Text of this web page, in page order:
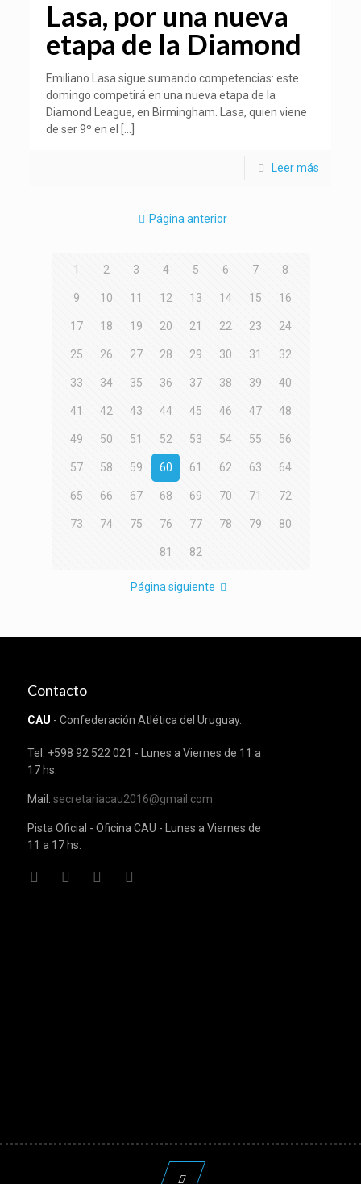
Lasa, por una nueva
etapa de la Diamond
Emiliano Lasa sigue sumando competencias: este
domingo competirá en una nueva etapa de la
Diamond League, en Birmingham. Lasa, quien viene
de ser 9º en el
Leer más
Página anterior
1 2 3 4 5 6 7 8
9 10 11 12 13 14 15 16
17 18 19 20 21 22 23 24
25 26 27 28 29 30 31 32
33 34 35 36 37 38 39 40
41 42 43 44 45 46 47 48
49 50 51 52 53 54 55 56
57 58 59 60 61 62 63 64
65 66 67 68 69 70 71 72
73 74 75 76 77 78 79 80
81 82
Página siguiente
Contacto
CAU - Confederación Atlética del Uruguay.
Tel: +598 92 522 021 - Lunes a Viernes de 11 a
17 hs.
Mail: secretariacau2016@gmail.com
Pista Oficial - Oficina CAU - Lunes a Viernes de
11 a 17 hs.